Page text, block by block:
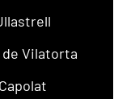
Vilatorta
Capolat